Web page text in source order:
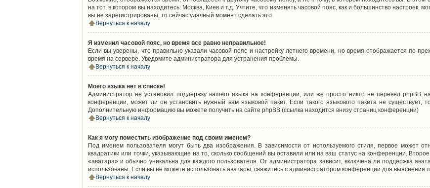
на тот, в котором вы находитесь: Москва, Киев и т.д. Учтите, что изменять часовой пояс, как и большинство настроек,
вы не зарегистрированы, то сейчас удачный момент сделать это.
Вернуться к началу
Я изменил часовой пояс, но время все равно неправильное!
Если вы уверены, что правильно указали часовой пояс и настройку летнего времени, но время отображается по-
время на сервере. Уведомите администратора для устранения проблемы.
Вернуться к началу
Моего языка нет в списке!
Администратор не установил поддержку вашего языка на конференции, или же просто никто не перевёл phpBB
конференции, может ли он установить нужный вам языковой пакет. Если такого языкового пакета не
Дополнительную информацию вы можете получить на сайте phpBB (ссылка находится внизу страниц конференции)
Вернуться к началу
Как я могу поместить изображение под своим именем?
Под именем пользователя могут быть два изображения. В зависимости от используемого стиля, первое может
квадратики или точки, указывающие на то, сколько сообщений вы оставили или на ваш статус на конференции.
«аватара» и обычно уникальна для каждого пользователя. От администратора зависит, включена ли поддержка
использованы. Если вы не можете использовать аватары, свяжитесь с администратором конференции для выяснения
Вернуться к началу